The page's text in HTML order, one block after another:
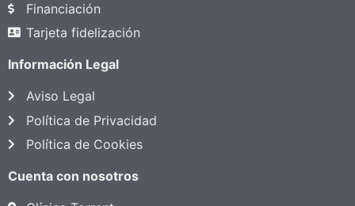
Financiación
Tarjeta fidelización
Información Legal
Aviso Legal
Política de Privacidad
Política de Cookies
Cuenta con nosotros